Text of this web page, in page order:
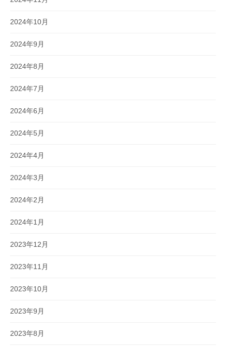
2024年10月
2024年9月
2024年8月
2024年7月
2024年6月
2024年5月
2024年4月
2024年3月
2024年2月
2024年1月
2023年12月
2023年11月
2023年10月
2023年9月
2023年8月